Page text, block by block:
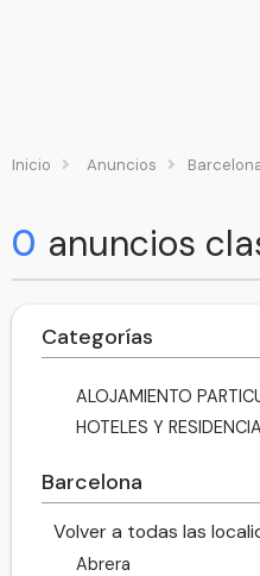
Inicio Anuncios
0 anuncios
Categorías
ALOJAMIENTO
HOTELES Y
Barcelona
Volver a todas las
Abrera